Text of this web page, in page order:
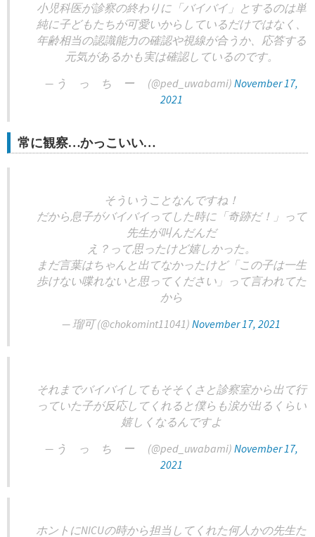
小児科医が診察の終わりに「バイバイ」とするのは単
純に子どもたちが可愛いからしているだけではなく、
年齢相当の認識能力の確認や視線が合うか、応答する
元気があるかも実は確認しているのです。
— う っ ち ー (@ped_uwabami) November 17,
2021
常に観察…かっこいい…
そういうことなんですね！
だから息子がバイバイってした時に「奇跡だ！」って
先生が叫んだんだ
え？って思ったけど嬉しかった。
まだ言葉はちゃんと出てなかったけど「この子は一生
歩けない喋れないと思ってください」って言われてた
から
— 瑠可 (@chokomint11041) November 17, 2021
それまでバイバイしてもそそくさと診察室から出て行
っていた子が反応してくれると僕らも涙が出るくらい
嬉しくなるんですよ
— う っ ち ー (@ped_uwabami) November 17,
2021
ホントにNICUの時から担当してくれた何人かの先生た